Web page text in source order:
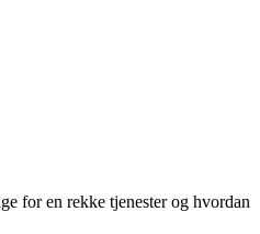
for en rekke tjenester og hvordan